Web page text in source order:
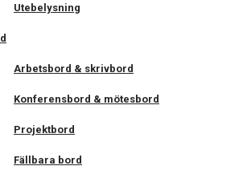
Utebelysning
Arbetsbord & skrivbord
Konferensbord & mötesbord
Projektbord
Fällbara bord